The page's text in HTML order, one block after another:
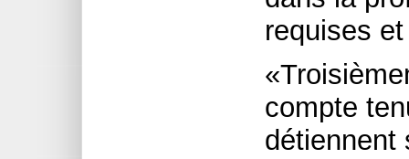
requises
compte
détiennent